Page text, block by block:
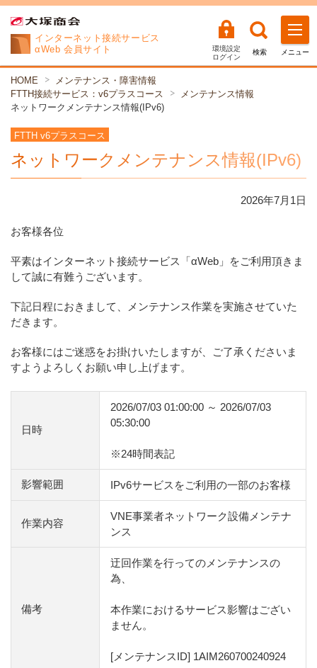
インターネット接続サービス
αWeb 会員サイト
環境設定
ログイン
検索 メニュー
HOME
メンテナンス・障害情報
FTTH接続サービス：v6プラスコース
メンテナンス情報
ネットワークメンテナンス情報(IPv6)
FTTH v6プラスコース
ネットワークメンテナンス情報(IPv6)
2026年7月 1日
お客様各位
平素はインターネット接続サービス「αWeb」をご利用頂きま
して誠に有難うございます。
下記日程におきまして、メンテナンス作業を実施させていた
だきます。
お客様にはご迷惑をお掛けいたしますが、ご了承くださいま
すようよろしくお願い申し上げます。
日時
2026/07/03 01:00:00 ～ 2026/07/03
05:30:00
※24時間表記
影響範囲 IPv6サービスをご利用の一部のお客様
作業内容
VNE事業者ネットワーク設備メンテナ
ンス
備考
迂回作業を行ってのメンテナンスの
為、
本作業におけるサービス影響はござい
ません。
[メンテナンスID] 1AIM260700240924